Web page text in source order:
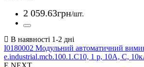
2 059.63грн/шт.
I0180002 Модульний автоматичний
e.industrial.mcb.100.1.C10, 1 р, 10А, C,
E.NEXT